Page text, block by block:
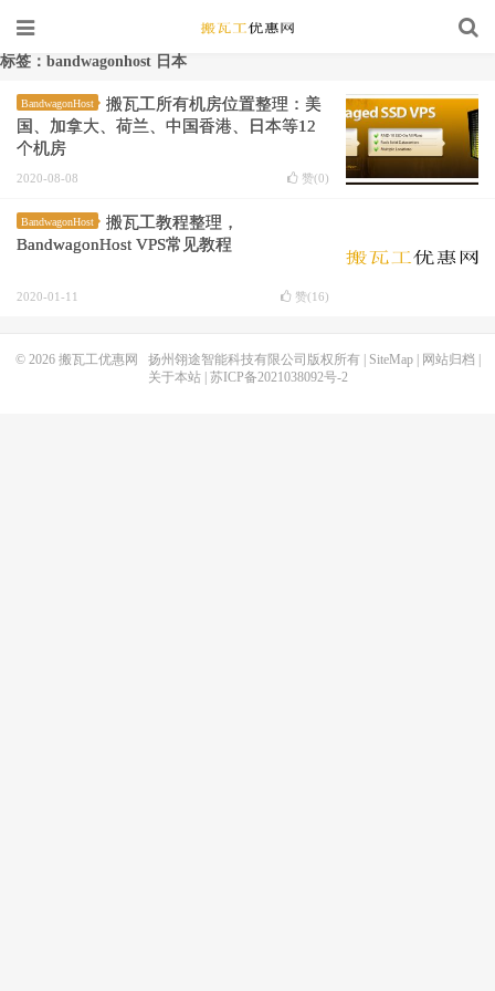
标签：bandwagonhost 日本
BandwagonHost
搬瓦工所有机房位置整理：美
国、加拿大、荷兰、中国香港、日本等12
个机房
2020-08-08 赞(0)
BandwagonHost
搬瓦工教程整理，
BandwagonHost VPS常见教程
2020-01-11 赞(16)
© 2026 搬瓦工优惠网 扬州翎途智能科技有限公司版权所有 | SiteMap| 网站归档
关于本站| 苏ICP备2021038092号-2